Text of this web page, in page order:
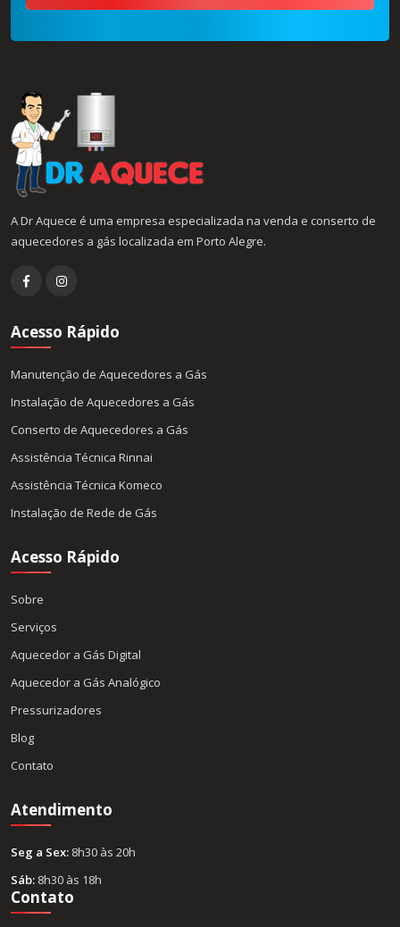
A Dr Aquece é uma empresa especializada na venda e conserto de
aquecedores a gás localizada em Porto Alegre.
Acesso Rápido
Manutenção de Aquecedores a Gás
Instalação de Aquecedores a Gás
Conserto de Aquecedores a Gás
Assistência Técnica Rinnai
Assistência Técnica Komeco
Instalação de Rede de Gás
Acesso Rápido
Sobre
Serviços
Aquecedor a Gás Digital
Aquecedor a Gás Analógico
Pressurizadores
Blog
Contato
Atendimento
Seg a Sex: 8h30 às 20h
Sáb: 8h30 às 18h
Contato